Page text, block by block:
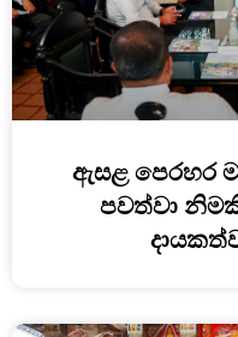
ඇසළ පෙරහර
පවත්වා